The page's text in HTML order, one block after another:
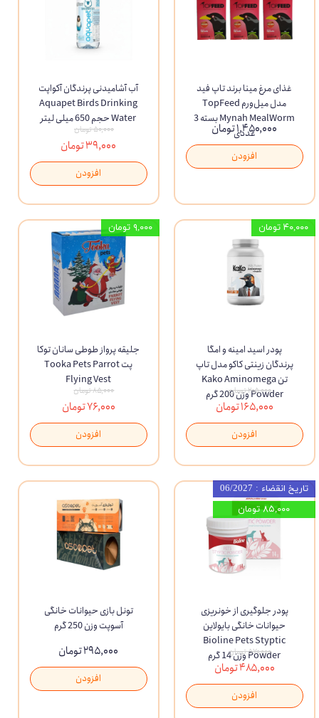
غذای مرغ مینا برند تاپ فید
مدل میل‌ورم TopFeed
Mynah MealWorm بسته 3
عددی
۱,۴۵۰,۰۰۰ تومان
افزودن
آب آشامیدنی پرندگان آکواپت
Aquapet Birds Drinking
Water حجم 650 میلی لیتر
۵۰,۰۰۰ تومان
۳۹,۰۰۰ تومان
افزودن
پودر اسید امینه و امگا
پرندگان زینتی کاکو مدل تاپ
تن Kako Aminomega
Powder وزن 200 گرم
۲۰۵,۰۰۰ تومان
۱۶۵,۰۰۰ تومان
افزودن
۴۰,۰۰۰ تومان
جلیقه پرواز طوطی سانان توکا
پت Tooka Pets Parrot
Flying Vest
۸۵,۰۰۰ تومان
۷۶,۰۰۰ تومان
افزودن
۹,۰۰۰ تومان
پودر جلوگیری از خونریزی
حیوانات خانگی بایولاین
Bioline Pets Styptic
Powder وزن 14 گرم
۵۷۰,۰۰۰ تومان
۴۸۵,۰۰۰ تومان
افزودن
تاریخ انقضاء : 06/2027
۸۵,۰۰۰ تومان
تونل بازی حیوانات خانگی
آسوپت وزن 250 گرم
۲۹۵,۰۰۰ تومان
افزودن